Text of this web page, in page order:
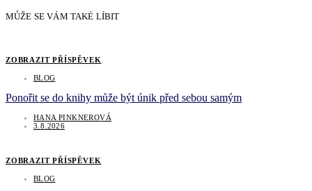
MŮŽE SE VÁM TAKÉ LÍBIT
ZOBRAZIT PŘÍSPĚVEK
BLOG
Ponořit se do knihy může být únik před sebou samým
HANA PINKNEROVÁ
3.8.2026
ZOBRAZIT PŘÍSPĚVEK
BLOG